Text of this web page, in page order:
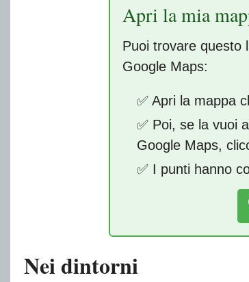
Apri la mia
Puoi trovare questo
Google Maps:
✅ Apri la mappa
✅ Poi, se la vuoi
Google Maps,
✅ I punti hanno
Nei dintorni